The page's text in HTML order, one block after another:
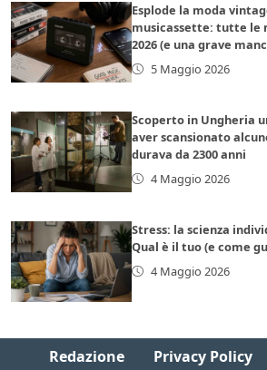
Esplode la moda
musicassette: tutte le
2026 (e una grave
5 Maggio 2026
Scoperto in Ungheria
aver scansionato
durava da 2300 anni
4 Maggio 2026
Stress: la scienza
Qual è il tuo (e come
4 Maggio 2026
Redazione Privacy Policy